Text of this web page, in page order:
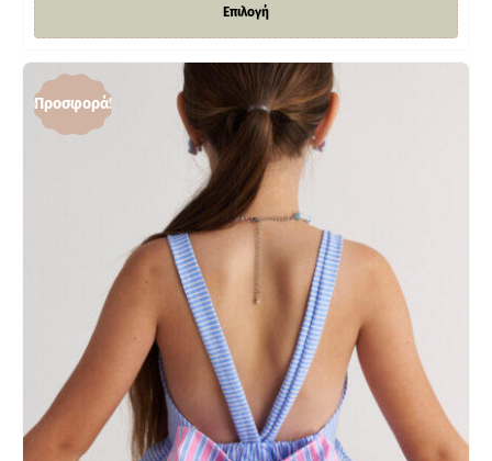
Επιλογή
Προσφορά!